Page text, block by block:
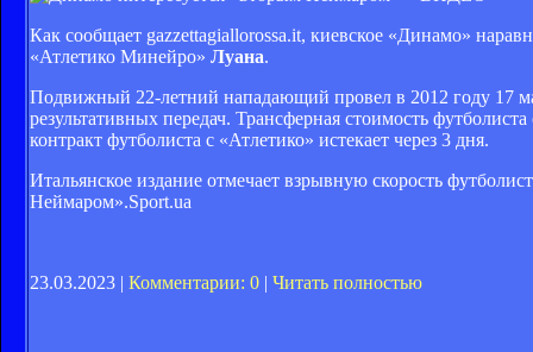
Как сообщает gazzettagiallorossa.it, киевское «Динамо»
«Атлетико Минейро» Луана.
Подвижный 22-летний нападающий провел в 2012 году 17
результативных передач. Трансферная стоимость
контракт футболиста с «Атлетико» истекает через 3 дня.
Итальянское издание отмечает взрывную скорость
Неймаром».Sport.ua
23.03.2023 | Комментарии: 0 | Читать полностью